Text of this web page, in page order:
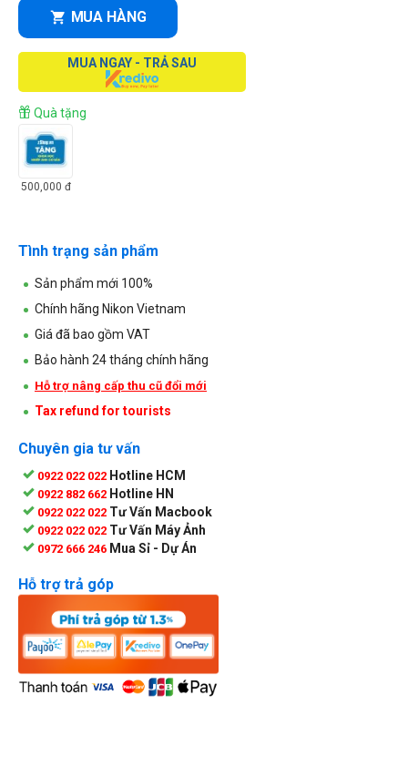
MUA HÀNG
MUA NGAY - TRẢ SAU
Quà tặng
500,000 đ
Tình trạng sản phẩm
Sản phẩm mới 100%
Chính hãng Nikon Vietnam
Giá đã bao gồm VAT
Bảo hành 24 tháng chính hãng
Hỗ trợ nâng cấp thu cũ đổi mới
Tax refund for tourists
Chuyên gia tư vấn
0922 022 022 Hotline HCM
0922 882 662 Hotline HN
0922 022 022 Tư Vấn Macbook
0922 022 022 Tư Vấn Máy Ảnh
0972 666 246 Mua Sỉ - Dự Án
Hỗ trợ trả góp